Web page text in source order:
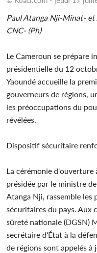
Paul Atanga Nji-Minat- et
CNC- (Ph)
Le Cameroun se prépare
présidentielle du 12
Yaoundé accueille la
gouverneurs de régions,
les préoccupations du
révélées.
Dispositif sécuritaire
La cérémonie d'ouverture
présidée par le ministre
Atanga Nji, rassemble les
sécuritaires du pays. Aux
sûreté nationale (DGSN)
secrétaire d'État à la
de régions sont appelés